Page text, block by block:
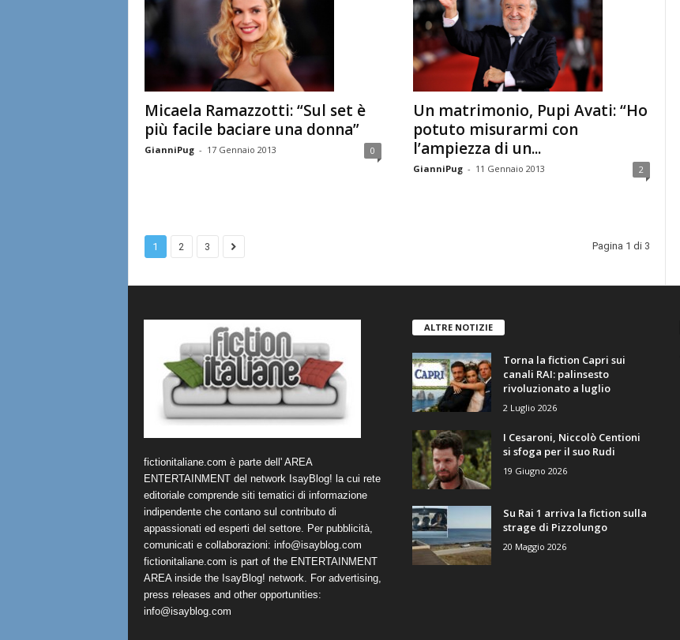
Micaela Ramazzotti: “Sul set è
più facile baciare una donna”
GianniPug - 17 Gennaio 2013 0
Un matrimonio, Pupi Avati: “Ho
potuto misurarmi con
l’ampiezza di un...
GianniPug - 11 Gennaio 2013 2
1 2 3 Pagina 1 di 3
fictionitaliane.com è parte dell' AREA
ENTERTAINMENT del network IsayBlog! la cui rete
editoriale comprende siti tematici di informazione
indipendente che contano sul contributo di
appassionati ed esperti del settore. Per pubblicità,
comunicati e collaborazioni: info@isayblog.com
fictionitaliane.com is part of the ENTERTAINMENT
AREA inside the IsayBlog! network. For advertising,
press releases and other opportunities:
info@isayblog.com
ALTRE NOTIZIE
Torna la fiction Capri sui
canali RAI: palinsesto
rivoluzionato a luglio
2 Luglio 2026
I Cesaroni, Niccolò Centioni
si sfoga per il suo Rudi
19 Giugno 2026
Su Rai 1 arriva la fiction sulla
strage di Pizzolungo
20 Maggio 2026